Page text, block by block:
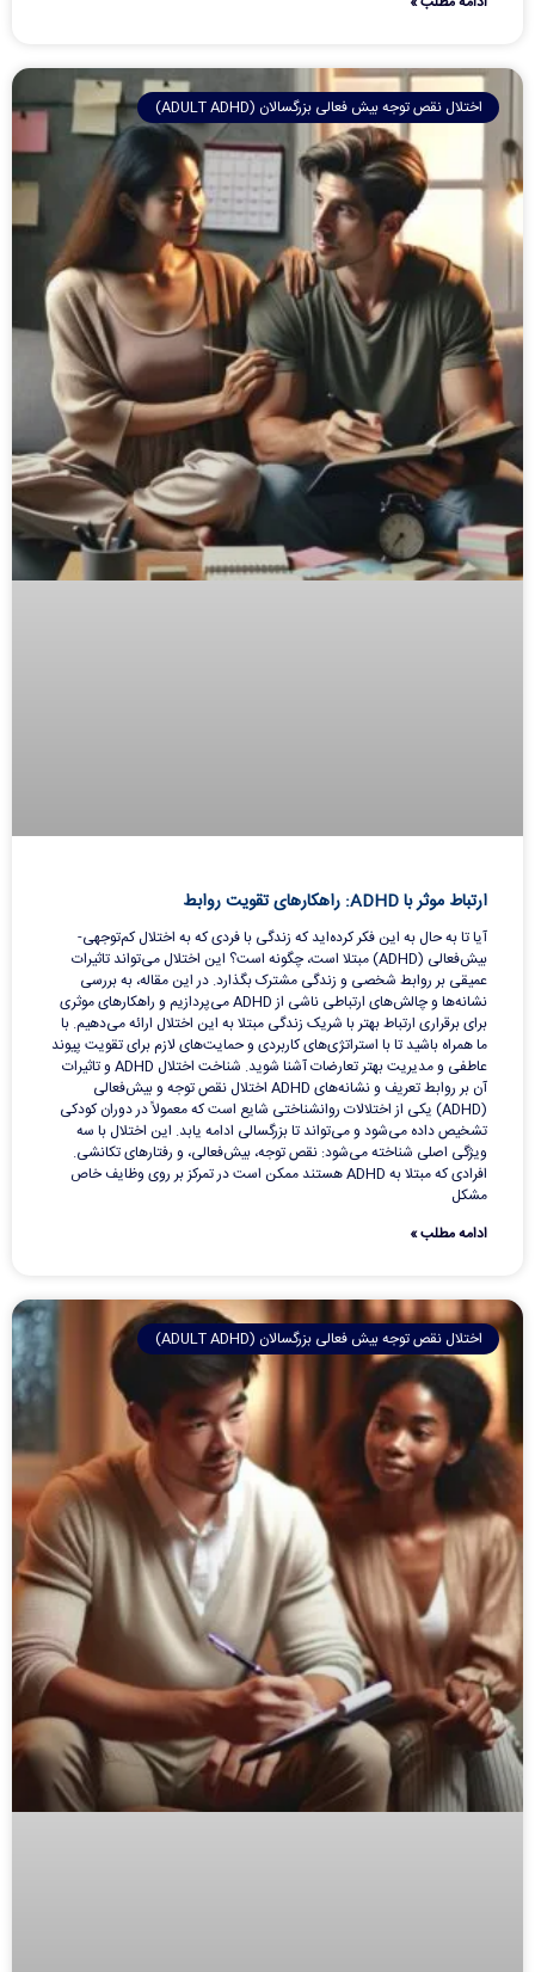
اختلال نقص توجه بیش فعالی بزرگسالان (ADULT ADHD)
ارتباط موثر با ADHD: راهکارهای تقویت روابط
آیا تا به حال به این فکر کرده‌اید که زندگی با فردی که به اختلال کم‌توجهی-
بیش‌فعالی (ADHD) مبتلا است، چگونه است؟ این اختلال می‌تواند تاثیرات
عمیقی بر روابط شخصی و زندگی مشترک بگذارد. در این مقاله، به بررسی
نشانه‌ها و چالش‌های ارتباطی ناشی از ADHD می‌پردازیم و راهکارهای موثری
برای برقراری ارتباط بهتر با شریک زندگی مبتلا به این اختلال ارائه می‌دهیم. با
ما همراه باشید تا با استراتژی‌های کاربردی و حمایت‌های لازم برای تقویت پیوند
عاطفی و مدیریت بهتر تعارضات آشنا شوید. شناخت اختلال ADHD و تاثیرات
آن بر روابط تعریف و نشانه‌های ADHD اختلال نقص توجه و بیش‌فعالی
(ADHD) یکی از اختلالات روانشناختی شایع است که معمولاً در دوران کودکی
تشخیص داده می‌شود و می‌تواند تا بزرگسالی ادامه یابد. این اختلال با سه
ویژگی اصلی شناخته می‌شود: نقص توجه، بیش‌فعالی، و رفتارهای تکانشی.
افرادی که مبتلا به ADHD هستند ممکن است در تمرکز بر روی وظایف خاص
مشکل
ادامه مطلب »
اختلال نقص توجه بیش فعالی بزرگسالان (ADULT ADHD)